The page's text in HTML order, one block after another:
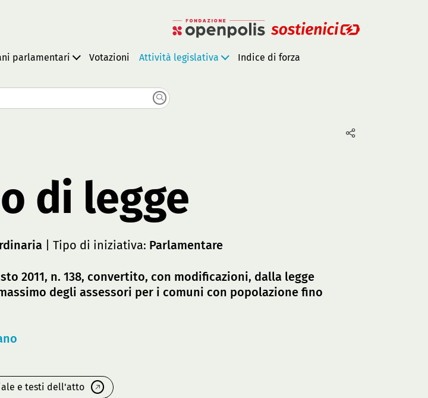
parlamentari Votazioni Attività legislativa Indice di forza
di legge
| Tipo di iniziativa: Parlamentare
2011, n. 138, convertito, con modificazioni, dalla legge
degli assessori per i comuni con popolazione fino
e testi dell'atto